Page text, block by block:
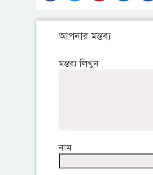
আপনার মন্তব্য
মন্তব্য লিখুন
নাম